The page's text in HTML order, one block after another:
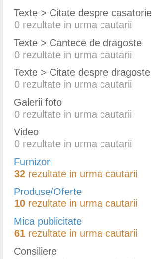
Texte > Citate despre casatorie
0 rezultate in urma cautarii
Texte > Cantece de dragoste
0 rezultate in urma cautarii
Texte > Citate despre dragoste
0 rezultate in urma cautarii
Galerii foto
0 rezultate in urma cautarii
Video
0 rezultate in urma cautarii
Furnizori
32 rezultate in urma cautarii
Produse/Oferte
10 rezultate in urma cautarii
Mica publicitate
61 rezultate in urma cautarii
Consiliere